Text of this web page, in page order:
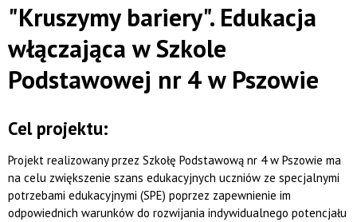
"Kruszymy bariery". Edukacja
włączająca w Szkole
Podstawowej nr 4 w Pszowie
Cel projektu:
Projekt realizowany przez Szkołę Podstawową nr 4 w Pszowie ma
na celu zwiększenie szans edukacyjnych uczniów ze specjalnymi
potrzebami edukacyjnymi (SPE) poprzez zapewnienie im
odpowiednich warunków do rozwijania indywidualnego potencjału